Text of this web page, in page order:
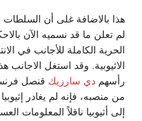
هذا بالاضافة غلى أن
لم تعلن ما قد نسميه الآن
الحرية الكاملة للأجانب في
الاثيوبية. وقد استغل الاجانب
رأسهم دي سارزيك قنصل
من منصبه، فإنه لم يغادر
إلى أثيوبيا ناقلاً المعلومات